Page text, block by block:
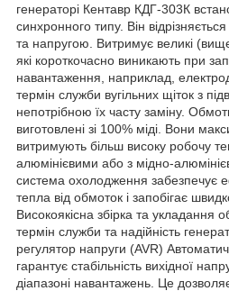
генераторі Кентавр КДГ-303К
синхронного типу. Він
та напругою. Витримує великі
які короткочасно виникають при
навантаження, наприклад,
термін служби вугільних щіток з
непотрібною їх часту заміну.
виготовлені зі 100% міді. Вони
витримують більш високу робочу
алюмінієвими або з мідно-
система охолодження забезпечує
тепла від обмоток і запобігає
Високоякісна збірка та укладання
термін служби та надійність
регулятор напруги (AVR)
гарантує стабільність вихідної
діапазоні навантажень. Це